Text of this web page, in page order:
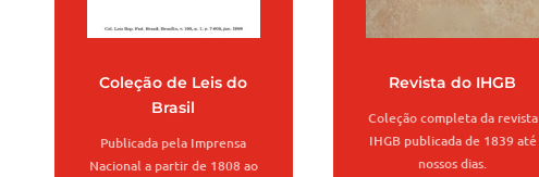
Coleção de Leis do
Brasil
Publicada pela Imprensa
Nacional a partir de 1808 ao
Revista do IHGB
Coleção completa da revista
IHGB publicada de 1839 até
nossos dias.